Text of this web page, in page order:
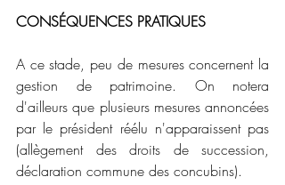
CONSÉQUENCES PRATIQUES
A ce stade, peu de mesures concernent la
gestion de patrimoine. On notera
d'ailleurs que plusieurs mesures annoncées
par le président réélu n'apparaissent pas
(allègement des droits de succession,
déclaration commune des concubins).